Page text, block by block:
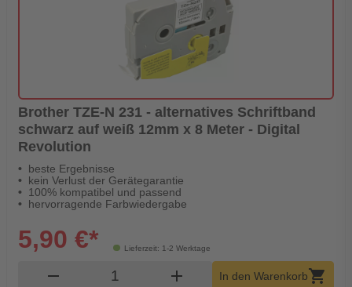
Brother TZE-N 231 - alternatives Schriftband
schwarz auf weiß 12mm x 8 Meter - Digital
Revolution
beste Ergebnisse
kein Verlust der Gerätegarantie
100% kompatibel und passend
hervorragende Farbwiedergabe
Lieferzeit: 1-2 Werktage
5,90 €*
remove Produkt Warenkorb Menge
add In den Warenkorbshopping_cart